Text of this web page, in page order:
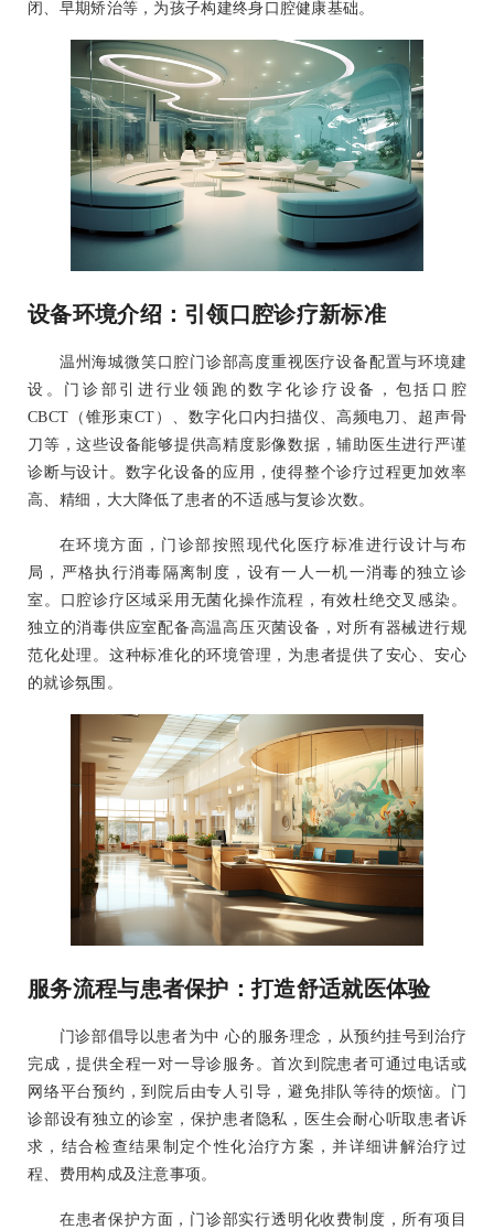
闭、早期矫治等，为孩子构建终身口腔健康基础。
设备环境介绍：引领口腔诊疗新标准
温州海城微笑口腔门诊部高度重视医疗设备配置与环境建
设。门诊部引进行业领跑的数字化诊疗设备，包括口腔
CBCT（锥形束CT）、数字化口内扫描仪、高频电刀、超声骨
刀等，这些设备能够提供高精度影像数据，辅助医生进行严谨
诊断与设计。数字化设备的应用，使得整个诊疗过程更加效率
高、精细，大大降低了患者的不适感与复诊次数。
在环境方面，门诊部按照现代化医疗标准进行设计与布
局，严格执行消毒隔离制度，设有一人一机一消毒的独立诊
室。口腔诊疗区域采用无菌化操作流程，有效杜绝交叉感染。
独立的消毒供应室配备高温高压灭菌设备，对所有器械进行规
范化处理。这种标准化的环境管理，为患者提供了安心、安心
的就诊氛围。
服务流程与患者保护：打造舒适就医体验
门诊部倡导以患者为中 心的服务理念，从预约挂号到治疗
完成，提供全程一对一导诊服务。首次到院患者可通过电话或
网络平台预约，到院后由专人引导，避免排队等待的烦恼。门
诊部设有独立的诊室，保护患者隐私，医生会耐心听取患者诉
求，结合检查结果制定个性化治疗方案，并详细讲解治疗过
程、费用构成及注意事项。
在患者保护方面，门诊部实行透明化收费制度，所有项目